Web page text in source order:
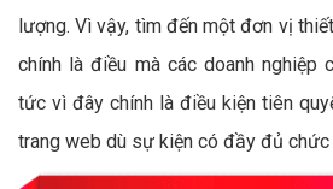
lượng. Vì vậy, tìm đến một đơn vị
chính là điều mà các doanh nghiệp
tức vì đây chính là điều kiện tiên
trang web dù sự kiện có đầy đủ chức